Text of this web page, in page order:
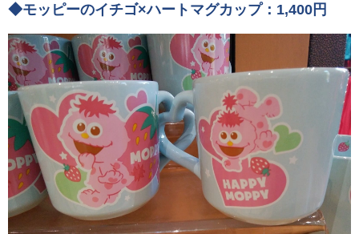
◆モッピーのイチゴ×ハートマグカップ：1,400円